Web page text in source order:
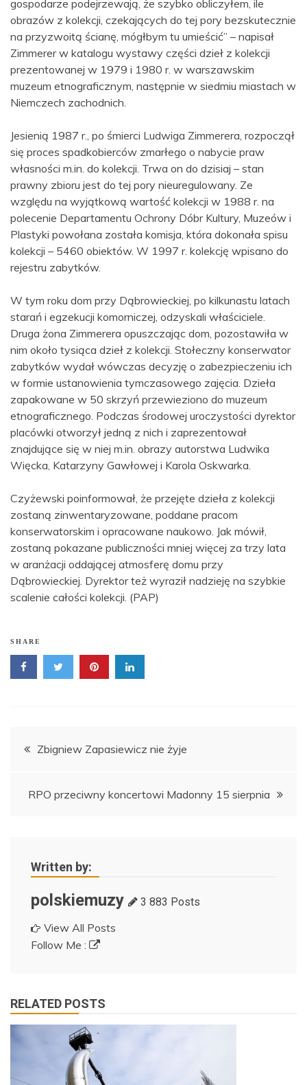
gospodarze podejrzewają, że szybko obliczyłem, ile
obrazów z kolekcji, czekających do tej pory bezskutecznie
na przyzwoitą ścianę, mógłbym tu umieścić” – napisał
Zimmerer w katalogu wystawy części dzieł z kolekcji
prezentowanej w 1979 i 1980 r. w warszawskim
muzeum etnograficznym, następnie w siedmiu miastach w
Niemczech zachodnich.
Jesienią 1987 r., po śmierci Ludwiga Zimmerera, rozpoczął
się proces spadkobierców zmarłego o nabycie praw
własności m.in. do kolekcji. Trwa on do dzisiaj – stan
prawny zbioru jest do tej pory nieuregulowany. Ze
względu na wyjątkową wartość kolekcji w 1988 r. na
polecenie Departamentu Ochrony Dóbr Kultury, Muzeów i
Plastyki powołana została komisja, która dokonała spisu
kolekcji – 5460 obiektów. W 1997 r. kolekcję wpisano do
rejestru zabytków.
W tym roku dom przy Dąbrowieckiej, po kilkunastu latach
starań i egzekucji komorniczej, odzyskali właściciele.
Druga żona Zimmerera opuszczając dom, pozostawiła w
nim około tysiąca dzieł z kolekcji. Stołeczny konserwator
zabytków wydał wówczas decyzję o zabezpieczeniu ich
w formie ustanowienia tymczasowego zajęcia. Dzieła
zapakowane w 50 skrzyń przewieziono do muzeum
etnograficznego. Podczas środowej uroczystości dyrektor
placówki otworzył jedną z nich i zaprezentował
znajdujące się w niej m.in. obrazy autorstwa Ludwika
Więcka, Katarzyny Gawłowej i Karola Oskwarka.
Czyżewski poinformował, że przejęte dzieła z kolekcji
zostaną zinwentaryzowane, poddane pracom
konserwatorskim i opracowane naukowo. Jak mówił,
zostaną pokazane publiczności mniej więcej za trzy lata
w aranżacji oddającej atmosferę domu przy
Dąbrowieckiej. Dyrektor też wyraził nadzieję na szybkie
scalenie całości kolekcji. (PAP)
SHARE
Nawigacja
Zbigniew Zapasiewicz nie żyje
RPO przeciwny koncertowi Madonny 15 sierpnia
Written by:
polskiemuzy 3 883 Posts
View All Posts
Follow Me :
RELATED POSTS